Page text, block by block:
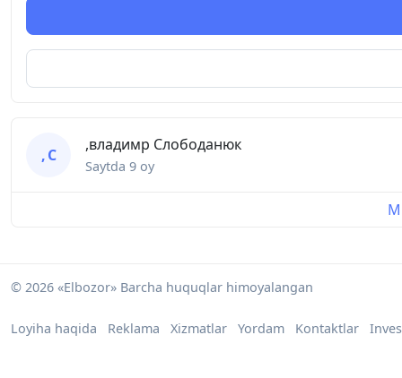
, С
,владимр Слободанюк
Saytda 9 oy
© 2026 «Elbozor» Barcha huquqlar himoyalangan
Loyiha haqida Reklama Xizmatlar Yordam Kontaktlar